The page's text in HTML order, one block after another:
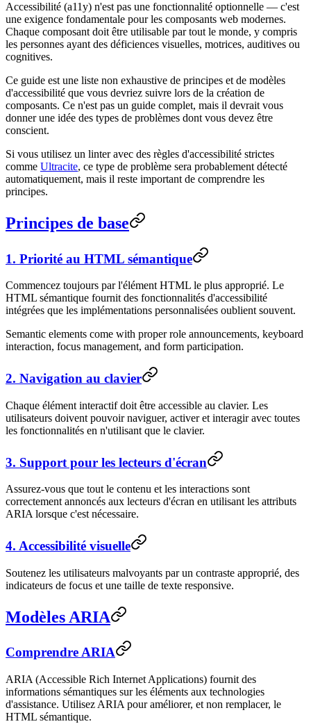
Accessibilité (a11y) n'est pas une fonctionnalité optionnelle — c'est
une exigence fondamentale pour les composants web modernes.
Chaque composant doit être utilisable par tout le monde, y compris
les personnes ayant des déficiences visuelles, motrices, auditives ou
cognitives.
Ce guide est une liste non exhaustive de principes et de modèles
d'accessibilité que vous devriez suivre lors de la création de
composants. Ce n'est pas un guide complet, mais il devrait vous
donner une idée des types de problèmes dont vous devez être
conscient.
Si vous utilisez un linter avec des règles d'accessibilité strictes
comme Ultracite, ce type de problème sera probablement détecté
automatiquement, mais il reste important de comprendre les
principes.
Principes de base
1. Priorité au HTML sémantique
Commencez toujours par l'élément HTML le plus approprié. Le
HTML sémantique fournit des fonctionnalités d'accessibilité
intégrées que les implémentations personnalisées oublient souvent.
Semantic elements come with proper role announcements, keyboard
interaction, focus management, and form participation.
2. Navigation au clavier
Chaque élément interactif doit être accessible au clavier. Les
utilisateurs doivent pouvoir naviguer, activer et interagir avec toutes
les fonctionnalités en n'utilisant que le clavier.
3. Support pour les lecteurs d'écran
Assurez-vous que tout le contenu et les interactions sont
correctement annoncés aux lecteurs d'écran en utilisant les attributs
ARIA lorsque c'est nécessaire.
4. Accessibilité visuelle
Soutenez les utilisateurs malvoyants par un contraste approprié, des
indicateurs de focus et une taille de texte responsive.
Modèles ARIA
Comprendre ARIA
ARIA (Accessible Rich Internet Applications) fournit des
informations sémantiques sur les éléments aux technologies
d'assistance. Utilisez ARIA pour améliorer, et non remplacer, le
HTML sémantique.